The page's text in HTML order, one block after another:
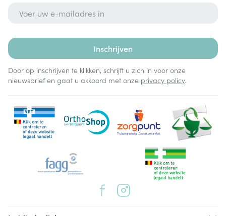
Inschrijven
Door op inschrijven te klikken, schrijft u zich in voor onze
nieuwsbrief en gaat u akkoord met onze privacy policy.